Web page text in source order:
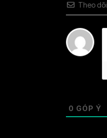
Theo dõi
0 GÓP Ý